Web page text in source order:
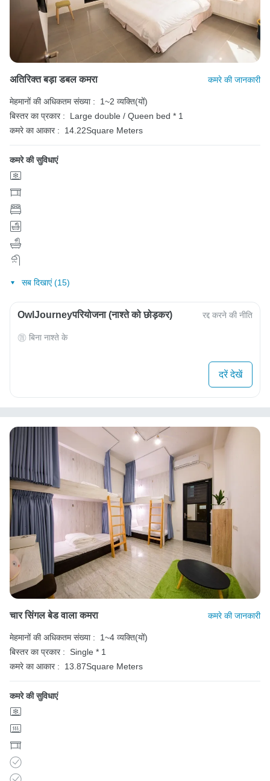
अतिरिक्त बड़ा डबल कमरा कमरे की जानकारी
मेहमानों की अधिकतम संख्या :
1~2 व्यक्ति(यों)
बिस्तर का प्रकार :
Large double / Queen bed * 1
कमरे का आकार :
14.22Square Meters
कमरे की सुविधाएं
सब दिखाएं (15)
OwlJourneyपरियोजना (नाश्ते को छोड़कर) रद्द करने की नीति
बिना नाश्ते के
दरें देखें
चार सिंगल बेड वाला कमरा कमरे की जानकारी
मेहमानों की अधिकतम संख्या :
1~4 व्यक्ति(यों)
बिस्तर का प्रकार :
Single * 1
कमरे का आकार :
13.87Square Meters
कमरे की सुविधाएं